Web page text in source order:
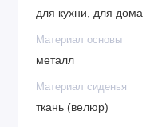
для кухни, для дома
Материал основы
металл
Материал сиденья
ткань (велюр)